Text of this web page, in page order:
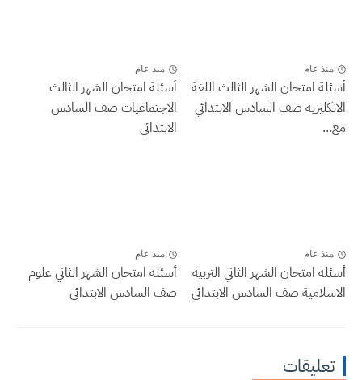
منذ عام
أسئلة امتحان الشهر الثالث اللغة
الانكليزية صف السادس الابتدائي
مع...
منذ عام
أسئلة امتحان الشهر الثالث
الاجتماعيات صف السادس
الابتدائي
منذ عام
أسئلة امتحان الشهر الثاني التربية
الاسلامية صف السادس الابتدائي
منذ عام
أسئلة امتحان الشهر الثاني علوم
صف السادس الابتدائي
تعليقات